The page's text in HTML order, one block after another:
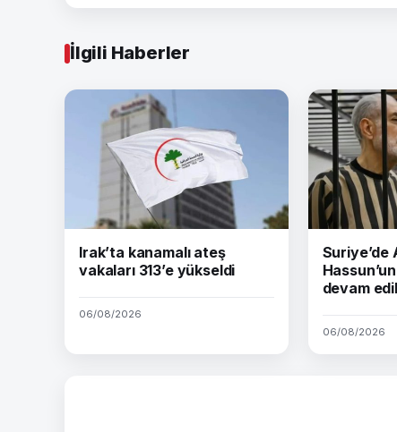
İlgili Haberler
Irak’ta kanamalı ateş
vakaları 313’e yükseldi
06/08/2026
Suriye’de
devam
06/08/2026